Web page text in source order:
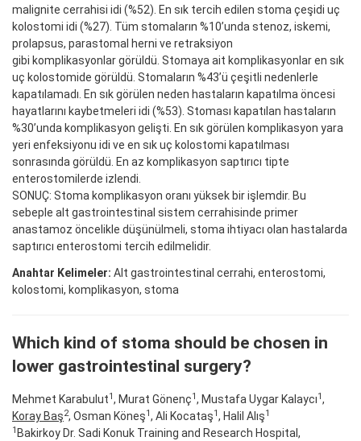
malignite cerrahisi idi (%52). En sık tercih edilen stoma çeşidi uç
kolostomi idi (%27). Tüm stomaların %10’unda stenoz, iskemi,
prolapsus, parastomal herni ve retraksiyon
gibi komplikasyonlar görüldü. Stomaya ait komplikasyonlar en sık
uç kolostomide görüldü. Stomaların %43’ü çeşitli nedenlerle
kapatılamadı. En sık görülen neden hastaların kapatılma öncesi
hayatlarını kaybetmeleri idi (%53). Stoması kapatılan hastaların
%30’unda komplikasyon gelişti. En sık görülen komplikasyon yara
yeri enfeksiyonu idi ve en sık uç kolostomi kapatılması
sonrasında görüldü. En az komplikasyon saptırıcı tipte
enterostomilerde izlendi.
SONUÇ: Stoma komplikasyon oranı yüksek bir işlemdir. Bu
sebeple alt gastrointestinal sistem cerrahisinde primer
anastamoz öncelikle düşünülmeli, stoma ihtiyacı olan hastalarda
saptırıcı enterostomi tercih edilmelidir.
Anahtar Kelimeler: Alt gastrointestinal cerrahi, enterostomi,
kolostomi, komplikasyon, stoma
Which kind of stoma should be chosen in
lower gastrointestinal surgery?
Mehmet Karabulut1, Murat Gönenç1, Mustafa Uygar Kalaycı1,
Koray Baş2, Osman Köneş1, Ali Kocataş1, Halil Alış1
1 Bakirkoy Dr. Sadi Konuk Training and Research Hospital,